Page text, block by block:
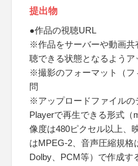
提出物
●作品の視聴URL
※作品をサーバーや動画共
聴できる状態となるようア
※撮影のフォーマット（フ
問
※アップロードファイルの
Playerで再生できる形式（
像度は480ピクセル以上、
はMPEG-2、音声圧縮規格
Dolby、PCM等）で作成す